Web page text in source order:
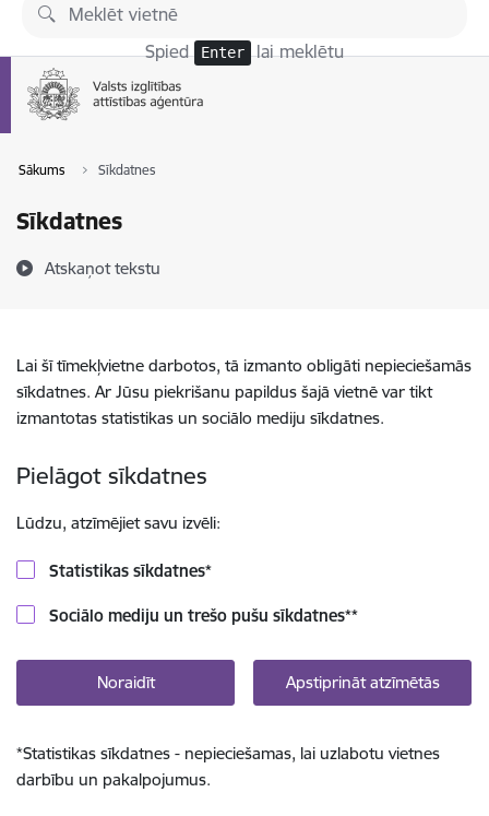
Pāriet uz lapas saturu
Spied Enter lai meklētu
Sākums Sīkdatnes
Sīkdatnes
Atskaņot tekstu
Lai šī tīmekļvietne darbotos, tā izmanto obligāti nepieciešamās
sīkdatnes. Ar Jūsu piekrišanu papildus šajā vietnē var tikt
izmantotas statistikas un sociālo mediju sīkdatnes.
Pielāgot sīkdatnes
Lūdzu, atzīmējiet savu izvēli:
Statistikas sīkdatnes*
Sociālo mediju un trešo pušu sīkdatnes**
Noraidīt Apstiprināt atzīmētās
*Statistikas sīkdatnes - nepieciešamas, lai uzlabotu vietnes
darbību un pakalpojumus.